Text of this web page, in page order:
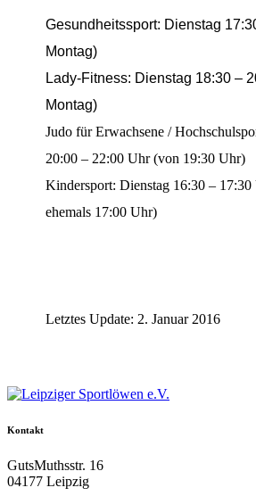
Gesundheitssport: Dienstag
Montag)
Lady-Fitness: Dienstag 18:30 –
Montag)
Judo für Erwachsene /
20:00 – 22:00 Uhr (von 19:30 Uhr)
Kindersport: Dienstag 16:30 –
ehemals 17:00 Uhr)
Letztes Update: 2. Januar 2016
Kontakt
GutsMuthsstr. 16
04177 Leipzig